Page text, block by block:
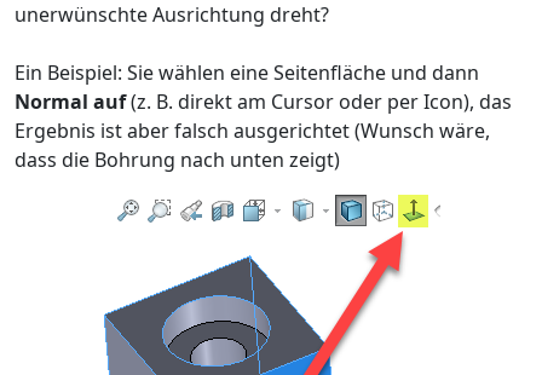
unerwünschte Ausrichtung dreht?
Ein Beispiel: Sie wählen eine Seitenfläche und dann
Normal auf(z. B. direkt am Cursor oder per Icon), das
Ergebnis ist aber falsch ausgerichtet (Wunsch wäre,
dass die Bohrung nach unten zeigt)